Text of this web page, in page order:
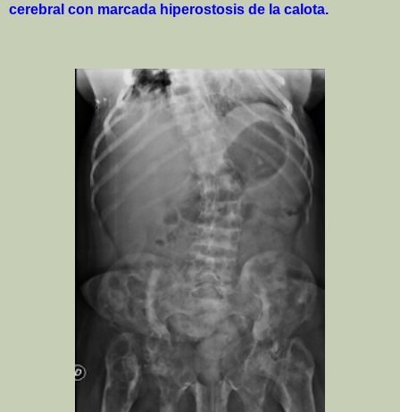
cerebral con marcada hiperostosis de la calota.